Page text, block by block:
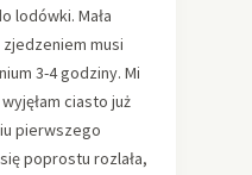
lodówki. Mała
musi
3-4 godziny. Mi
ciasto już
pierwszego
poprostu rozlała,